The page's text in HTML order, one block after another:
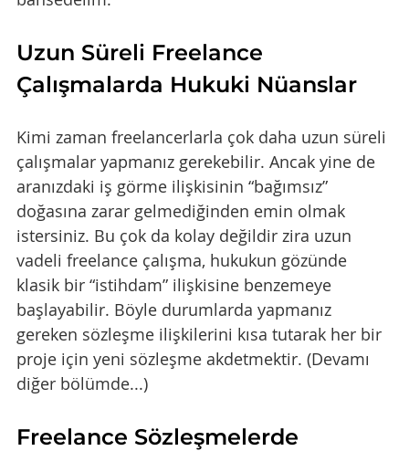
Uzun Süreli Freelance
Çalışmalarda Hukuki Nüanslar
Kimi zaman freelancerlarla çok daha uzun süreli
çalışmalar yapmanız gerekebilir. Ancak yine de
aranızdaki iş görme ilişkisinin “bağımsız”
doğasına zarar gelmediğinden emin olmak
istersiniz. Bu çok da kolay değildir zira uzun
vadeli freelance çalışma, hukukun gözünde
klasik bir “istihdam” ilişkisine benzemeye
başlayabilir. Böyle durumlarda yapmanız
gereken sözleşme ilişkilerini kısa tutarak her bir
proje için yeni sözleşme akdetmektir. (Devamı
diğer bölümde...)
Freelance Sözleşmelerde